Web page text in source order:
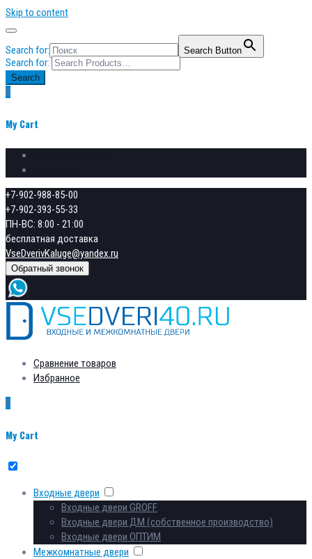
Skip to content
Search for: Search Button
Search for:
Search
0
My Cart
+7-902-988-85-00
+7-902-393-55-33
ПН-ВС: 8:00 - 21:00
бесплатная доставка
VseDverivKaluge@yandex.ru
Обратный звонок
Сравнение товаров
Избранное
0
My Cart
Входные двери
Входные двери GROFF
Входные двери ДМ (собственное производство)
Входные двери ОПТИМ
Межкомнатные двери